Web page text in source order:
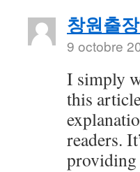
창원출
9 octobre
I simply
this
readers.
providing